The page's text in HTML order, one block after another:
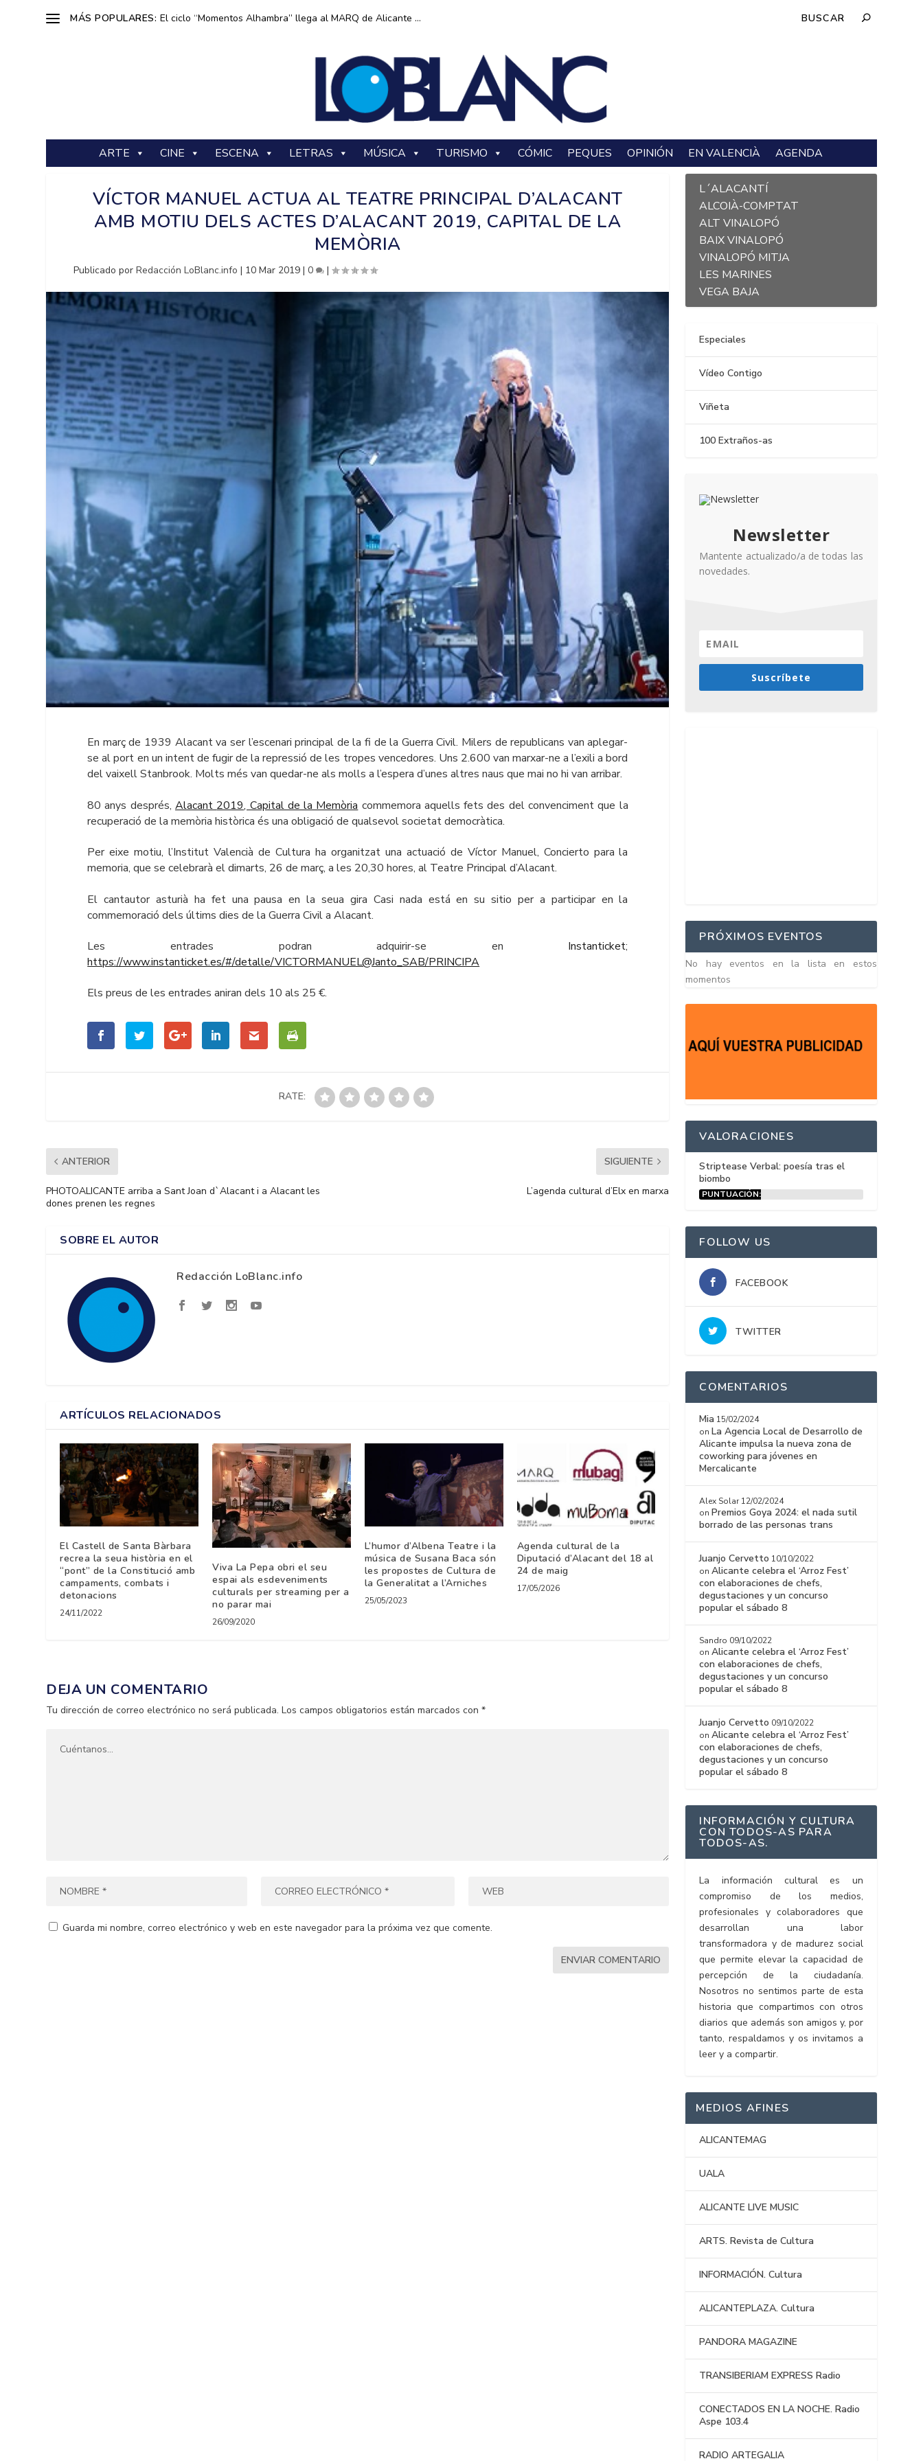
MÁS POPULARES: El ciclo “Momentos Alhambra” llega al MARQ de Alicante ...
ARTE CINE ESCENA LETRAS MÚSICA TURISMO CÓMIC PEQUES OPINIÓN EN VALENCIÀ AGENDA
VÍCTOR MANUEL ACTUA AL TEATRE PRINCIPAL D’ALACANT
AMB MOTIU DELS ACTES D’ALACANT 2019, CAPITAL DE LA
MEMÒRIA
Publicado porRedacción LoBlanc.info | 10 Mar 2019 |0 |
En març de 1939 Alacant va ser l’escenari principal de la fi de la Guerra Civil. Milers de republicans van aplegar-
se al port en un intent de fugir de la repressió de les tropes vencedores. Uns 2.600 van marxar-ne a l’exili a bord
del vaixell Stanbrook. Molts més van quedar-ne als molls a l’espera d’unes altres naus que mai no hi van arribar.
80 anys després,Alacant 2019, Capital de la Memòria commemora aquells fets des del convenciment que la
recuperació de la memòria històrica és una obligació de qualsevol societat democràtica.
Per eixe motiu, l’Institut Valencià de Cultura ha organitzat una actuació de Víctor Manuel, Concierto para la
memoria, que se celebrarà el dimarts, 26 de març, a les 20,30 hores, al Teatre Principal d’Alacant.
El cantautor asturià ha fet una pausa en la seua gira Casi nada está en su sitio per a participar en la
commemoració dels últims dies de la Guerra Civil a Alacant.
Les entrades podran adquirir-se en Instanticket;
https://www.instanticket.es/#/detalle/VICTORMANUEL@Janto_SAB/PRINCIPA
Els preus de les entrades aniran dels 10 als 25 €.
RATE:
ANTERIOR
PHOTOALICANTE arriba a Sant Joan d`Alacant i a Alacant les
dones prenen les regnes
SIGUIENTE
L’agenda cultural d’Elx en marxa
SOBRE EL AUTOR
Redacción LoBlanc.info
ARTÍCULOS RELACIONADOS
El Castell de Santa Bàrbara
recrea la seua història en el
“pont” de la Constitució amb
campaments, combats i
detonacions
24/11/2022
Viva La Pepa obri el seu
espai als esdeveniments
culturals per streaming per a
no parar mai
26/09/2020
L’humor d’Albena Teatre i la
música de Susana Baca són
les propostes de Cultura de
la Generalitat a l’Arniches
25/05/2023
Agenda cultural de la
Diputació d’Alacant del 18 al
24 de maig
17/05/2026
DEJA UN COMENTARIO
Tu dirección de correo electrónico no será publicada. Los campos obligatorios están marcados con*
Guarda mi nombre, correo electrónico y web en este navegador para la próxima vez que comente.
L´ALACANTÍ
ALCOIÀ-COMPTAT
ALT VINALOPÓ
BAIX VINALOPÓ
VINALOPÓ MITJA
LES MARINES
VEGA BAJA
Especiales
Vídeo Contigo
Viñeta
100 Extraños-as
Newsletter
Mantente actualizado/a de todas las
novedades.
Suscríbete
PRÓXIMOS EVENTOS
No hay eventos en la lista en estos
momentos
VALORACIONES
Striptease Verbal: poesía tras el
biombo
PUNTUACIÓN:
FOLLOW US
FACEBOOK
TWITTER
COMENTARIOS
Mia 15/02/2024
on La Agencia Local de Desarrollo de
Alicante impulsa la nueva zona de
coworking para jóvenes en
Mercalicante
Alex Solar 12/02/2024
on Premios Goya 2024: el nada sutil
borrado de las personas trans
Juanjo Cervetto 10/10/2022
onAlicante celebra el ‘Arroz Fest’
con elaboraciones de chefs,
degustaciones y un concurso
popular el sábado 8
Sandro 09/10/2022
onAlicante celebra el ‘Arroz Fest’
con elaboraciones de chefs,
degustaciones y un concurso
popular el sábado 8
Juanjo Cervetto 09/10/2022
onAlicante celebra el ‘Arroz Fest’
con elaboraciones de chefs,
degustaciones y un concurso
popular el sábado 8
INFORMACIÓN Y CULTURA
CON TODOS-AS PARA
TODOS-AS.
La información cultural es un
compromiso de los medios,
profesionales y colaboradores que
desarrollan una labor
transformadora y de madurez social
que permite elevar la capacidad de
percepción de la ciudadanía.
Nosotros no sentimos parte de esta
historia que compartimos con otros
diarios que además son amigos y, por
tanto, respaldamos y os invitamos a
leer y a compartir.
MEDIOS AFINES
ALICANTEMAG
UALA
ALICANTE LIVE MUSIC
ARTS. Revista de Cultura
INFORMACIÓN. Cultura
ALICANTEPLAZA. Cultura
PANDORA MAGAZINE
TRANSIBERIAM EXPRESS Radio
CONECTADOS EN LA NOCHE. Radio
Aspe 103.4
RADIO ARTEGALIA